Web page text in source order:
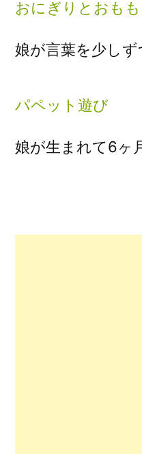
おにぎりとおもも
娘が言葉を少し
パペット遊び
娘が生まれて6ヶ